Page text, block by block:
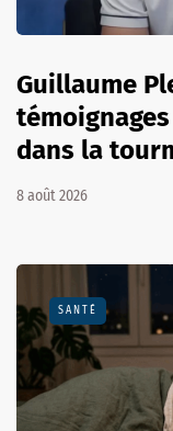
Guillaume
dans la
8 août 2026
SANTÉ